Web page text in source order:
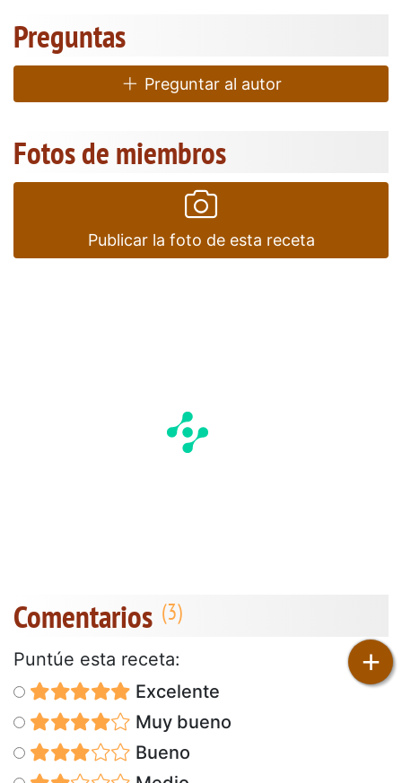
Preguntas
Preguntar al autor
Fotos de miembros
Publicar la foto de esta receta
Comentarios
Puntúe esta receta:
Excelente
Muy bueno
Bueno
+